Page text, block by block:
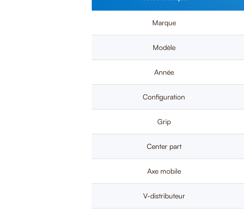
Marque
Modèle
Année
Configuration
Grip
Center part
Axe mobile
V-distributeur